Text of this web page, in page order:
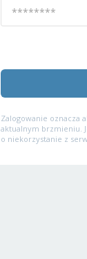
Zalogowanie oznacza
aktualnym brzmieniu.
o niekorzystanie z